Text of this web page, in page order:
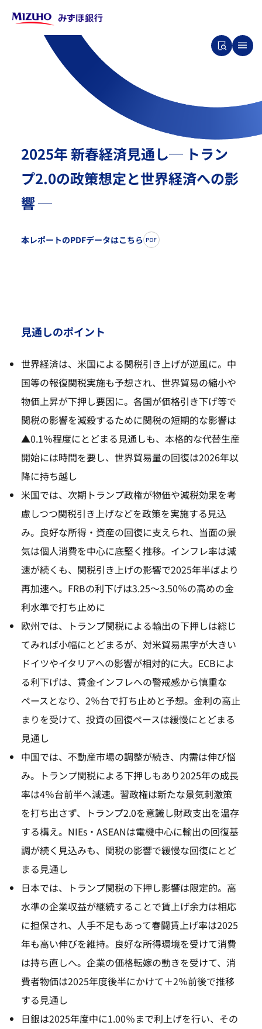
2025年 新春経済見通し─ トラン
プ2.0の政策想定と世界経済への影
響 ─
本レポートのPDFデータはこちら
見通しのポイント
世界経済は、米国による関税引き上げが逆風に。中
国等の報復関税実施も予想され、世界貿易の縮小や
物価上昇が下押し要因に。各国が価格引き下げ等で
関税の影響を減殺するために関税の短期的な影響は
▲0.1％程度にとどまる見通しも、本格的な代替生産
開始には時間を要し、世界貿易量の回復は2026年以
降に持ち越し
米国では、次期トランプ政権が物価や減税効果を考
慮しつつ関税引き上げなどを政策を実施する見込
み。良好な所得・資産の回復に支えられ、当面の景
気は個人消費を中心に底堅く推移。インフレ率は減
速が続くも、関税引き上げの影響で2025年半ばより
再加速へ。FRBの利下げは3.25～3.50％の高めの金
利水準で打ち止めに
欧州では、トランプ関税による輸出の下押しは総じ
てみれば小幅にとどまるが、対米貿易黒字が大きい
ドイツやイタリアへの影響が相対的に大。ECBによ
る利下げは、賃金インフレへの警戒感から慎重な
ペースとなり、2％台で打ち止めと予想。金利の高止
まりを受けて、投資の回復ペースは緩慢にとどまる
見通し
中国では、不動産市場の調整が続き、内需は伸び悩
み。トランプ関税による下押しもあり2025年の成長
率は4％台前半へ減速。習政権は新たな景気刺激策
を打ち出さず、トランプ2.0を意識し財政支出を温存
する構え。NIEs・ASEANは電機中心に輸出の回復基
調が続く見込みも、関税の影響で緩慢な回復にとど
まる見通し
日本では、トランプ関税の下押し影響は限定的。高
水準の企業収益が継続することで賃上げ余力は相応
に担保され、人手不足もあって春闘賃上げ率は2025
年も高い伸びを維持。良好な所得環境を受けて消費
は持ち直しへ。企業の価格転嫁の動きを受けて、消
費者物価は2025年度後半にかけて＋2％前後で推移
する見通し
日銀は2025年度中に1.00％まで利上げを行い、その